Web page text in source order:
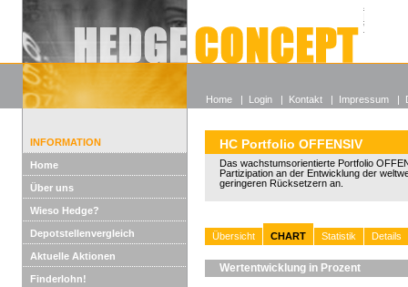
Alle
Wieso
INFORMATION
Home
Über uns
Wieso Hedge?
Depotstellenvergleich
Aktuelle Aktionen
Finderlohn!
HC Portfolio OFFENSIV
Das wachstumsorientierte Portfolio
Partizipation an der Entwicklung der
geringeren Rücksetzern an.
Übersicht CHART Statistik Details
Wertentwicklung in Prozent
Home | Login | Kontakt | Impressum |